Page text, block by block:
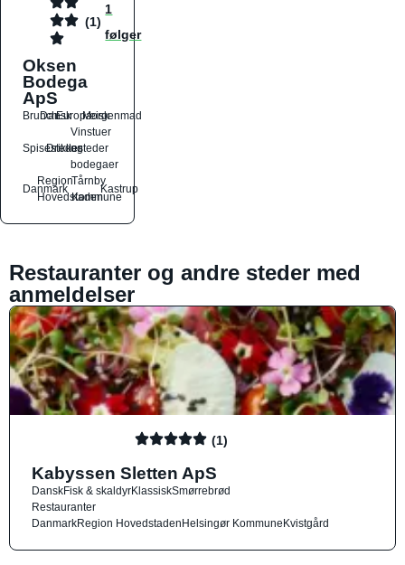
(1)
1
følger
Oksen
Bodega
ApS
Brunch
DanskEuropæiskMorgenmad
Spisesteder
Drikkesteder
Vinstuer
og
bodegaer
Danmark
Region
Hovedstaden
Tårnby
Kommune
Kastrup
Restauranter og andre steder med
anmeldelser
(1)
Kabyssen Sletten ApS
DanskFisk & skaldyrKlassiskSmørrebrød
Restauranter
DanmarkRegion HovedstadenHelsingør KommuneKvistgård